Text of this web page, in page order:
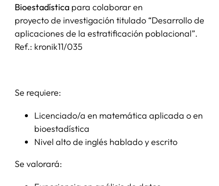
SERVICIOS
APOYO I+D+I
Bioestadística para colaborar en
proyecto de investigación titulado “Desarrollo de
aplicaciones de la estratificación poblacional”.
Ref.: kronik11/035
Se requiere:
Licenciado/a en matemática aplicada o en
bioestadística
Nivel alto de inglés hablado y escrito
Se valorará: